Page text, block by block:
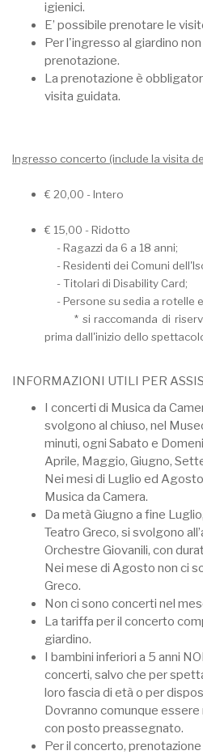
igienici.
E’ possibile prenotare le
Per l'ingresso al giardino
prenotazione.
La prenotazione è
visita guidata.
Ingresso concerto (include la visita
€ 20,00 - Intero
€ 15,00 - Ridotto
- Ragazzi da 6 a 18 anni;
- Residenti dei Comuni
- Titolari di Disability Card;
- Persone su sedia a rotelle
* si raccomanda di
prima dall'inizio dello
INFORMAZIONI UTILI PER
I concerti di Musica da
svolgono al chiuso, nel
minuti, ogni Sabato e
Aprile, Maggio, Giugno,
Nei mesi di Luglio ed
Musica da Camera.
Da metà Giugno a fine
Teatro Greco, si svolgono
Orchestre Giovanili, con
Nei mese di Agosto non ci
Greco.
Non ci sono concerti nel
La tariffa per il concerto
giardino.
I bambini inferiori a 5 anni
concerti, salvo che per
loro fascia di età o per
Dovranno comunque
con posto preassegnato.
Per il concerto,